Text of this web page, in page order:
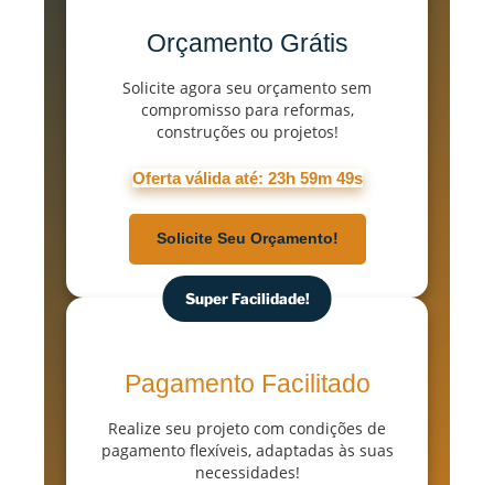
Orçamento Grátis
Solicite agora seu orçamento sem
compromisso para reformas,
construções ou projetos!
Oferta válida até: 23h 59m 47s
Solicite Seu Orçamento!
Super Facilidade!
Pagamento Facilitado
Realize seu projeto com condições de
pagamento flexíveis, adaptadas às suas
necessidades!